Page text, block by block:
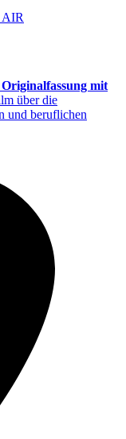
AIR
mit
über die
und beruflichen